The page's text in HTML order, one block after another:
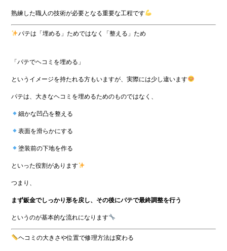
熟練した職人の技術が必要となる重要な工程です
パテは「埋める」ためではなく「整える」ため
「パテでヘコミを埋める」
というイメージを持たれる方もいますが、実際には少し違います
パテは、大きなヘコミを埋めるためのものではなく、
細かな凹凸を整える
表面を滑らかにする
塗装前の下地を作る
といった役割があります
つまり、
まず鈑金でしっかり形を戻し、その後にパテで最終調整を行う
というのが基本的な流れになります
ヘコミの大きさや位置で修理方法は変わる